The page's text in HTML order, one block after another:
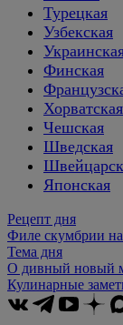
Турецкая
Узбекская
Финская
Хорватская
Чешская
Шведская
Японская
Рецепт дня
Филе скумбрии
Тема дня
О дивный новый
Кулинарные